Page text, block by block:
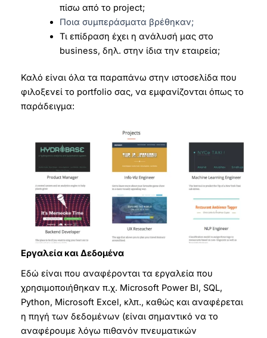
πίσω από το project;
Ποια συμπεράσματα βρέθηκαν;
Τι επίδραση έχει η ανάλυσή μας στο
business, δηλ. στην ίδια την εταιρεία;
Καλό είναι όλα τα παραπάνω στην ιστοσελίδα που
φιλοξενεί το portfolio σας, να εμφανίζονται όπως το
παράδειγμα:
Εργαλεία και Δεδομένα
Εδώ είναι που αναφέρονται τα εργαλεία που
χρησιμοποιήθηκαν π.χ. Microsoft Power BI, SQL,
Python, Microsoft Excel, κλπ., καθώς και αναφέρεται
η πηγή των δεδομένων (είναι σημαντικό να το
αναφέρουμε λόγω πιθανόν πνευματικών